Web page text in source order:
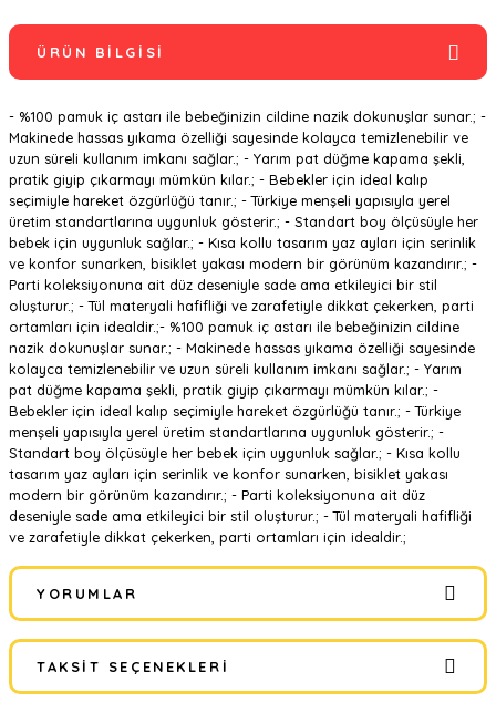
ÜRÜN BILGISI
- %100 pamuk iç astarı ile bebeğinizin cildine nazik dokunuşlar sunar.; -
Makinede hassas yıkama özelliği sayesinde kolayca temizlenebilir ve
uzun süreli kullanım imkanı sağlar.; - Yarım pat düğme kapama şekli,
pratik giyip çıkarmayı mümkün kılar.; - Bebekler için ideal kalıp
seçimiyle hareket özgürlüğü tanır.; - Türkiye menşeli yapısıyla yerel
üretim standartlarına uygunluk gösterir.; - Standart boy ölçüsüyle her
bebek için uygunluk sağlar.; - Kısa kollu tasarım yaz ayları için serinlik
ve konfor sunarken, bisiklet yakası modern bir görünüm kazandırır.; -
Parti koleksiyonuna ait düz deseniyle sade ama etkileyici bir stil
oluşturur.; - Tül materyali hafifliği ve zarafetiyle dikkat çekerken, parti
ortamları için idealdir.;- %100 pamuk iç astarı ile bebeğinizin cildine
nazik dokunuşlar sunar.; - Makinede hassas yıkama özelliği sayesinde
kolayca temizlenebilir ve uzun süreli kullanım imkanı sağlar.; - Yarım
pat düğme kapama şekli, pratik giyip çıkarmayı mümkün kılar.; -
Bebekler için ideal kalıp seçimiyle hareket özgürlüğü tanır.; - Türkiye
menşeli yapısıyla yerel üretim standartlarına uygunluk gösterir.; -
Standart boy ölçüsüyle her bebek için uygunluk sağlar.; - Kısa kollu
tasarım yaz ayları için serinlik ve konfor sunarken, bisiklet yakası
modern bir görünüm kazandırır.; - Parti koleksiyonuna ait düz
deseniyle sade ama etkileyici bir stil oluşturur.; - Tül materyali hafifliği
ve zarafetiyle dikkat çekerken, parti ortamları için idealdir.;
YORUMLAR
Bu ürüne ilk yorumu siz yapın!
TAKSIT SEÇENEKLERI